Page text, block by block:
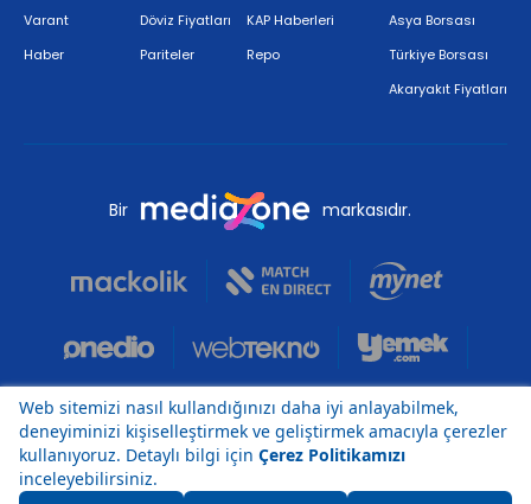
Varant
Haber
Döviz Fiyatları
Pariteler
KAP Haberleri
Repo
Asya Borsası
Türkiye Borsası
Akaryakıt Fiyatları
Bir markasıdır.